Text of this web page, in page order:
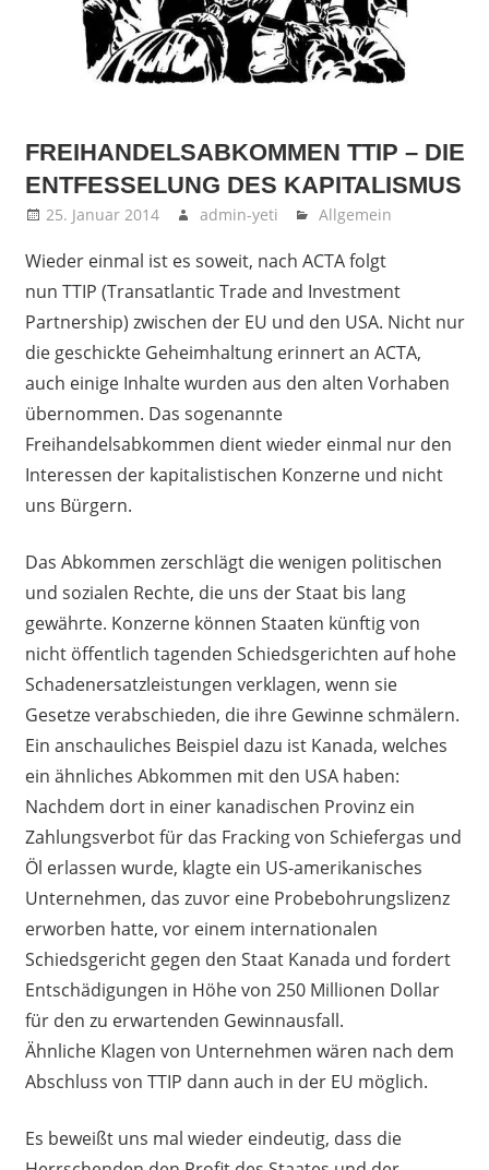
FREIHANDELSABKOMMEN TTIP – DIE
ENTFESSELUNG DES KAPITALISMUS
25. Januar 2014 admin-yeti Allgemein
Wieder einmal ist es soweit, nach ACTA folgt
nun TTIP (Transatlantic Trade and Investment
Partnership) zwischen der EU und den USA. Nicht nur
die geschickte Geheimhaltung erinnert an ACTA,
auch einige Inhalte wurden aus den alten Vorhaben
übernommen. Das sogenannte
Freihandelsabkommen dient wieder einmal nur den
Interessen der kapitalistischen Konzerne und nicht
uns Bürgern.
Das Abkommen zerschlägt die wenigen politischen
und sozialen Rechte, die uns der Staat bis lang
gewährte. Konzerne können Staaten künftig von
nicht öffentlich tagenden Schiedsgerichten auf hohe
Schadenersatzleistungen verklagen, wenn sie
Gesetze verabschieden, die ihre Gewinne schmälern.
Ein anschauliches Beispiel dazu ist Kanada, welches
ein ähnliches Abkommen mit den USA haben:
Nachdem dort in einer kanadischen Provinz ein
Zahlungsverbot für das Fracking von Schiefergas und
Öl erlassen wurde, klagte ein US-amerikanisches
Unternehmen, das zuvor eine Probebohrungslizenz
erworben hatte, vor einem internationalen
Schiedsgericht gegen den Staat Kanada und fordert
Entschädigungen in Höhe von 250 Millionen Dollar
für den zu erwartenden Gewinnausfall.
Ähnliche Klagen von Unternehmen wären nach dem
Abschluss von TTIP dann auch in der EU möglich.
Es beweißt uns mal wieder eindeutig, dass die